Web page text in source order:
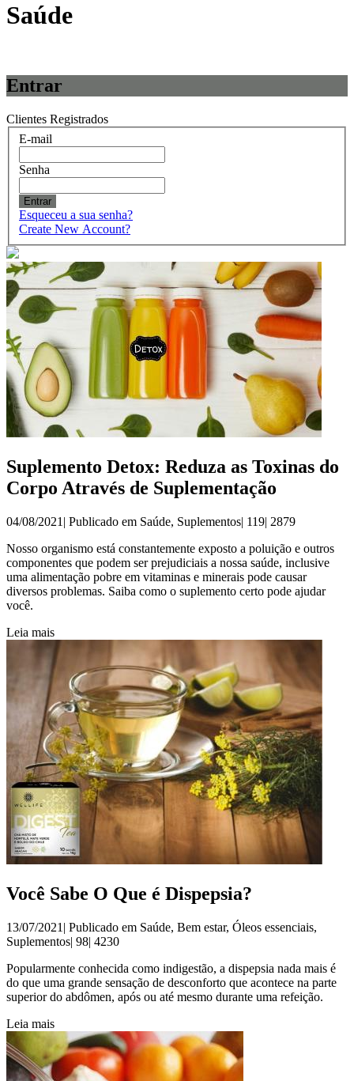
Saúde
Entrar
Clientes Registrados
E-mail
Senha
Entrar
Esqueceu a sua senha?
Create New Account?
Suplemento Detox: Reduza as Toxinas do
Corpo Através de Suplementação
04/08/2021| Publicado em Saúde, Suplementos| 119| 2879
Nosso organismo está constantemente exposto a poluição e outros
componentes que podem ser prejudiciais a nossa saúde, inclusive
uma alimentação pobre em vitaminas e minerais pode causar
diversos problemas. Saiba como o suplemento certo pode ajudar
você.
Leia mais
Você Sabe O Que é Dispepsia?
13/07/2021| Publicado em Saúde, Bem estar, Óleos essenciais,
Suplementos| 98| 4230
Popularmente conhecida como indigestão, a dispepsia nada mais é
do que uma grande sensação de desconforto que acontece na parte
superior do abdômen, após ou até mesmo durante uma refeição.
Leia mais